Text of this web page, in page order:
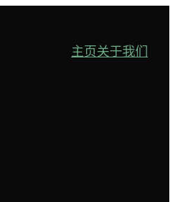
主页关于我们